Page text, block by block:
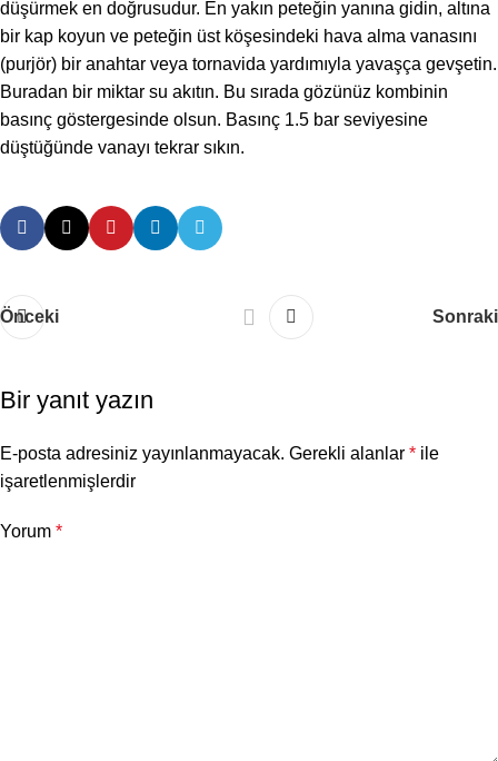
düşürmek en doğrusudur. En yakın peteğin yanına gidin, altına
bir kap koyun ve peteğin üst köşesindeki hava alma vanasını
(purjör) bir anahtar veya tornavida yardımıyla yavaşça gevşetin.
Buradan bir miktar su akıtın. Bu sırada gözünüz kombinin
basınç göstergesinde olsun. Basınç 1.5 bar seviyesine
düştüğünde vanayı tekrar sıkın.
Önceki Sonraki
Bir yanıt yazın
E-posta adresiniz yayınlanmayacak. Gerekli alanlar * ile
işaretlenmişlerdir
Yorum *